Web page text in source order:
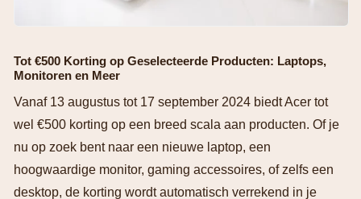
Tot €500 Korting op Geselecteerde Producten: Laptops,
Monitoren en Meer
Vanaf 13 augustus tot 17 september 2024 biedt Acer tot
wel €500 korting op een breed scala aan producten. Of je
nu op zoek bent naar een nieuwe laptop, een
hoogwaardige monitor, gaming accessoires, of zelfs een
desktop, de korting wordt automatisch verrekend in je